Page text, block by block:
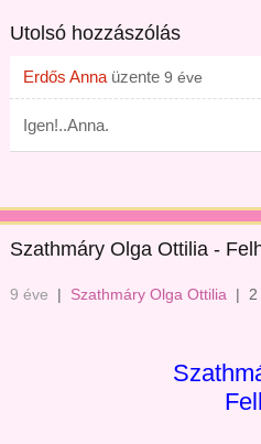
Utolsó hozzászólás
Erdős Anna üzente 9 éve
Igen!..Anna.
Szathmáry Olga Ottilia -
9 éve | Szathmáry Olga Ottilia |